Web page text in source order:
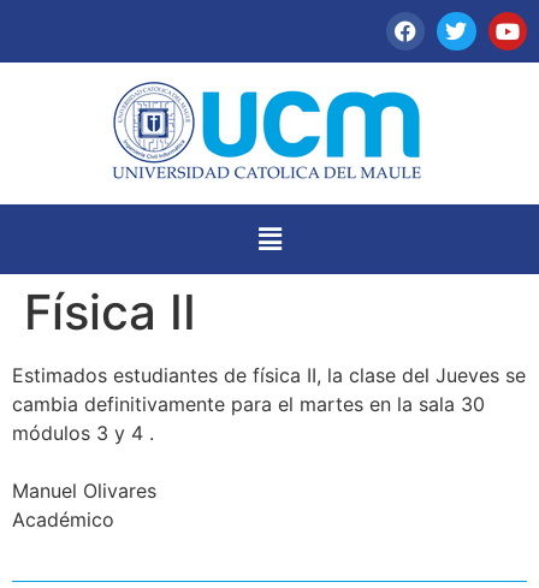
Física II
Estimados estudiantes de física II, la clase del Jueves se
cambia definitivamente para el martes en la sala 30
módulos 3 y 4 .
Manuel Olivares
Académico